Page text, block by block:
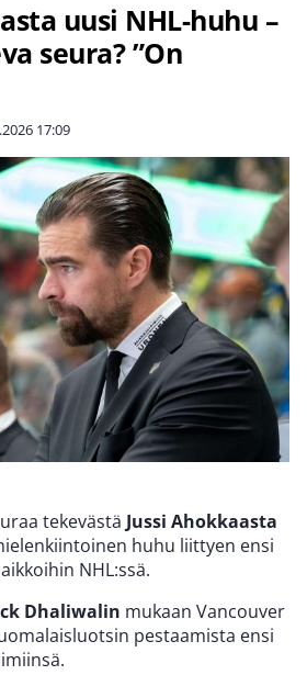
uusi NHL-huhu –
seura? ”On
17:09
tekevästä Jussi Ahokkaasta
huhu liittyen ensi
NHL:ssä.
Dhaliwalin mukaan Vancouver
pestaamista ensi